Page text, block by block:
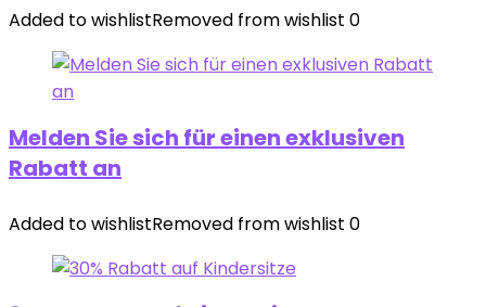
Added to wishlistRemoved from wishlist 0
Melden Sie sich für einen exklusiven
Rabatt an
Added to wishlistRemoved from wishlist 0